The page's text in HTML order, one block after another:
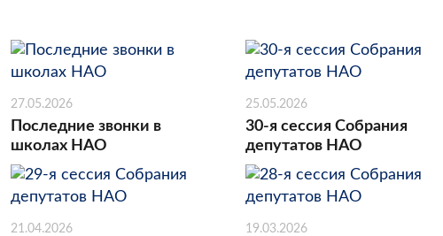
27.05.2026
Последние звонки в
школах НАО
25.05.2026
30-я сессия Собрания
депутатов НАО
21.04.2026 19.03.2026